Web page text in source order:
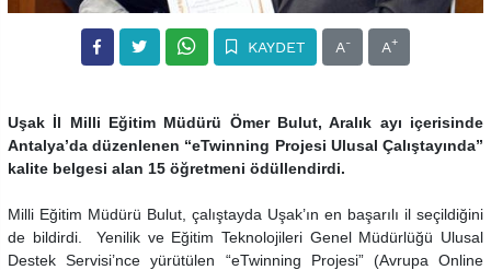
KAYDET A- A+
Uşak İl Milli Eğitim Müdürü Ömer Bulut, Aralık ayı içerisinde
Antalya’da düzenlenen “eTwinning Projesi Ulusal Çalıştayında”
kalite belgesi alan 15 öğretmeni ödüllendirdi.
Milli Eğitim Müdürü Bulut, çalıştayda Uşak’ın en başarılı il seçildiğini
de bildirdi. Yenilik ve Eğitim Teknolojileri Genel Müdürlüğü Ulusal
Destek Servisi’nce yürütülen “eTwinning Projesi” (Avrupa Online